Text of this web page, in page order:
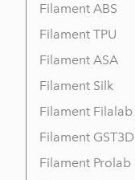
Filament ABS
Filament TPU
Filament ASA
Filament Silk
Filament Filalab
Filament GST3D
Filament Prolab